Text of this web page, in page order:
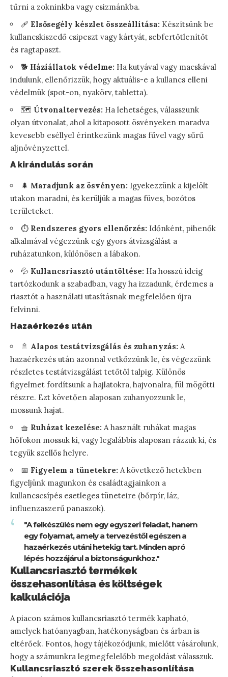
tűrni a zokninkba vagy csizmánkba.
🩹 Elsősegély készlet összeállítása: Készítsünk be
kullancskiszedő csipeszt vagy kártyát, sebfertőtlenítőt
és ragtapaszt.
🐕 Háziállatok védelme: Ha kutyával vagy macskával
indulunk, ellenőrizzük, hogy aktuális-e a kullancs elleni
védelmük (spot-on, nyakörv, tabletta).
🗺️ Útvonaltervezés: Ha lehetséges, válasszunk
olyan útvonalat, ahol a kitaposott ösvényeken maradva
kevesebb eséllyel érintkezünk magas fűvel vagy sűrű
aljnövényzettel.
A kirándulás során
🌲 Maradjunk az ösvényen: Igyekezzünk a kijelölt
utakon maradni, és kerüljük a magas füves, bozótos
területeket.
⏱️ Rendszeres gyors ellenőrzés: Időnként, pihenők
alkalmával végezzünk egy gyors átvizsgálást a
ruházatunkon, különösen a lábakon.
💦 Kullancsriasztó utántöltése: Ha hosszú ideig
tartózkodunk a szabadban, vagy ha izzadunk, érdemes a
riasztót a használati utasításnak megfelelően újra
felvinni.
Hazaérkezés után
🚿 Alapos testátvizsgálás és zuhanyzás: A
hazaérkezés után azonnal vetkőzzünk le, és végezzünk
részletes testátvizsgálást tetőtől talpig. Különös
figyelmet fordítsunk a hajlatokra, hajvonalra, fül mögötti
részre. Ezt követően alaposan zuhanyozzunk le,
mossunk hajat.
🧺 Ruházat kezelése: A használt ruhákat magas
hőfokon mossuk ki, vagy legalábbis alaposan rázzuk ki, és
tegyük szellős helyre.
📅 Figyelem a tünetekre: A következő hetekben
figyeljünk magunkon és családtagjainkon a
kullancscsípés esetleges tüneteire (bőrpír, láz,
influenzaszerű panaszok).
"A felkészülés nem egy egyszeri feladat, hanem
egy folyamat, amely a tervezéstől egészen a
hazaérkezés utáni hetekig tart. Minden apró
lépés hozzájárul a biztonságunkhoz."
Kullancsriasztó termékek
összehasonlítása és költségek
kalkulációja
A piacon számos kullancsriasztó termék kapható,
amelyek hatóanyagban, hatékonyságban és árban is
eltérőek. Fontos, hogy tájékozódjunk, mielőtt vásárolunk,
hogy a számunkra legmegfelelőbb megoldást válasszuk.
Kullancsriasztó szerek összehasonlítása